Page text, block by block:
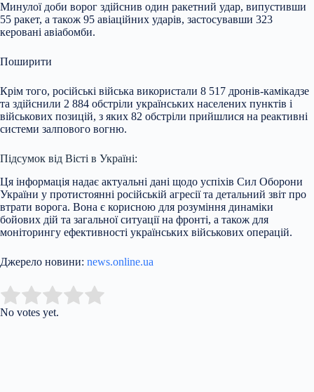
Минулої доби ворог здійснив один ракетний удар, випустивши
55 ракет, а також 95 авіаційних ударів, застосувавши 323
керовані авіабомби.
Поширити
Крім того, російські війська використали 8 517 дронів-камікадзе
та здійснили 2 884 обстріли українських населених пунктів і
військових позицій, з яких 82 обстріли прийшлися на реактивні
системи залпового вогню.
Підсумок від Вісті в Україні:
Ця інформація надає актуальні дані щодо успіхів Сил Оборони
України у протистоянні російській агресії та детальний звіт про
втрати ворога. Вона є корисною для розуміння динаміки
бойових дій та загальної ситуації на фронті, а також для
моніторингу ефективності українських військових операцій.
Джерело новини: news.online.ua
Rate this item:
No votes yet.